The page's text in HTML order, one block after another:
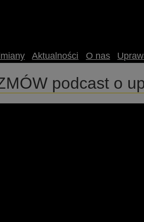
Aktualności O nas
podcast o